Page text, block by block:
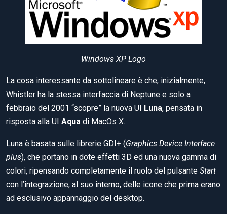
Windows XP Logo
La cosa interessante da sottolineare è che, inizialmente,
Whistler ha la stessa interfaccia di Neptune e solo a
febbraio del 2001 “scopre” la nuova UI Luna, pensata in
risposta alla UI Aqua di MacOs X.
Luna è basata sulle librerie GDI+ (Graphics Device Interface
plus), che portano in dote effetti 3D ed una nuova gamma di
colori, ripensando completamente il ruolo del pulsante Start
con l’integrazione, al suo interno, delle icone che prima erano
ad esclusivo appannaggio del desktop.